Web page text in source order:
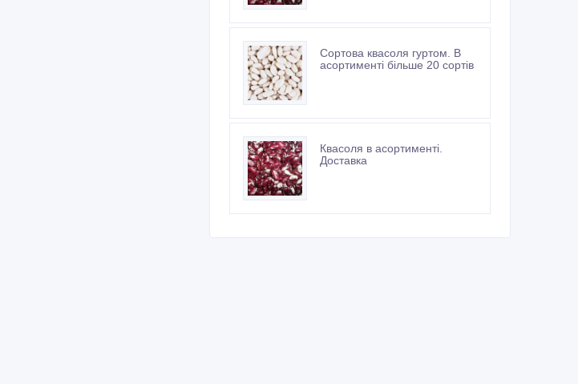
Сортова квасоля гуртом. В
асортименті більше 20 сортів
Квасоля в асортименті.
Доставка